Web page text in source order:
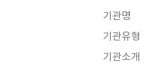
기관명
기관유형
기관소개